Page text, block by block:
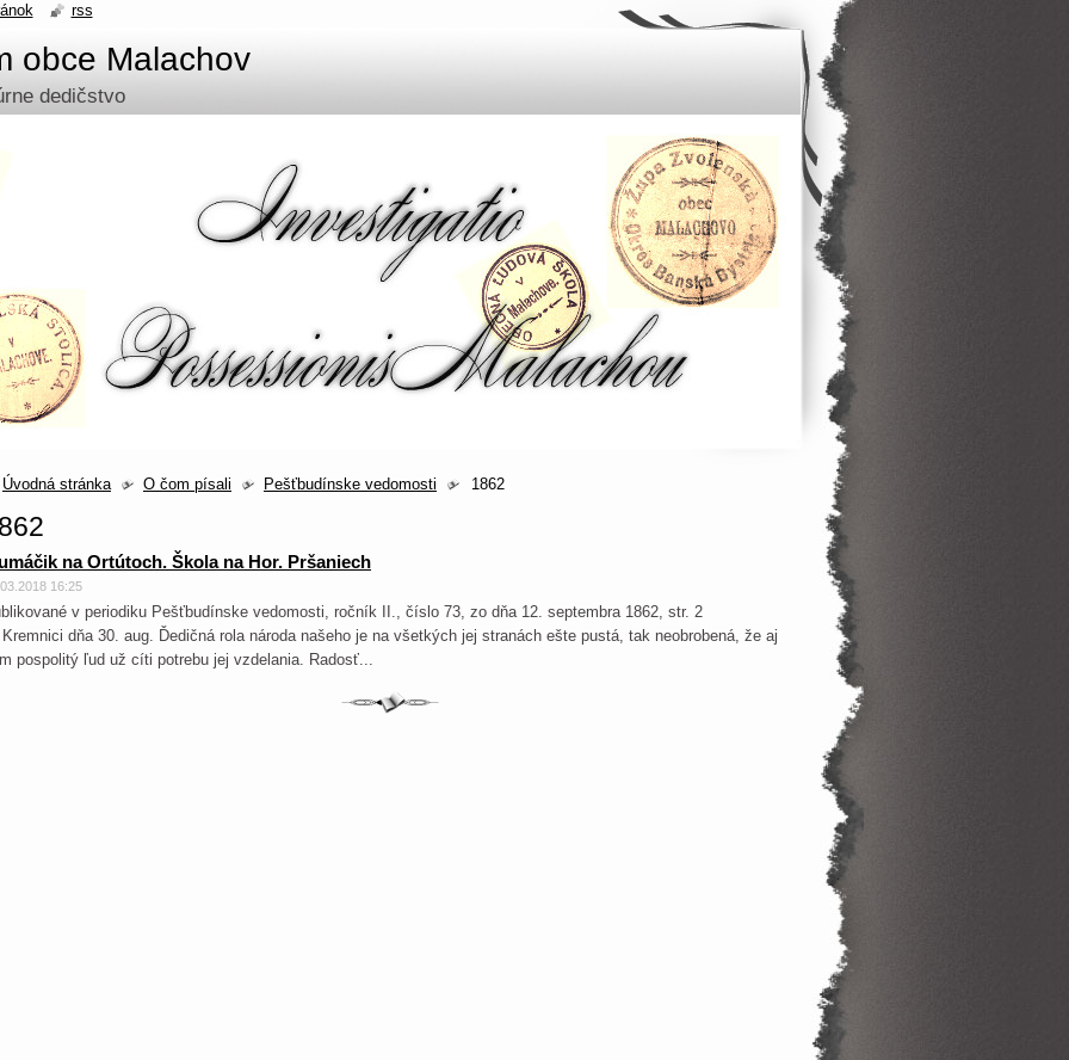
obce Malachov
dedičstvo
Úvodná stránka O čom písali Pešťbudínske vedomosti 1862
na Ortútoch. Škola na Hor. Pršaniech
16:25
v periodiku Pešťbudínske vedomosti, ročník II., číslo 73, zo dňa 12. septembra 1862, str. 2
dňa 30. aug. Ďedičná rola národa našeho je na všetkých jej stranách ešte pustá, tak neobrobená, že aj
pospolitý ľud už cíti potrebu jej vzdelania. Radosť...
rss